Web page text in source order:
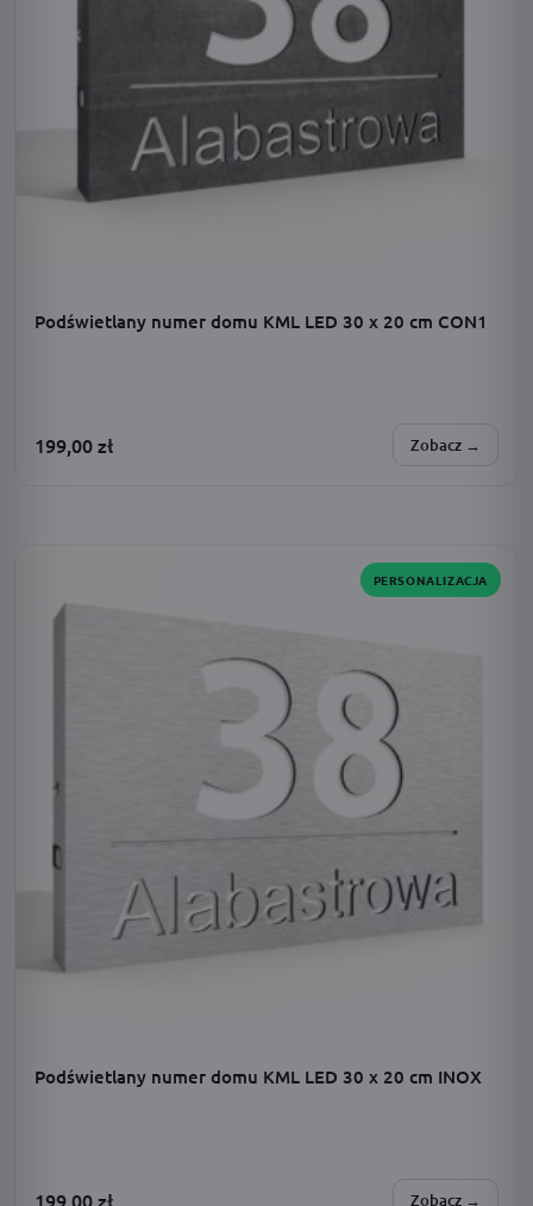
Podświetlany numer domu KML LED 30 x 20 cm CON1
199,00zł Zobacz →
PERSONALIZACJA
Podświetlany numer domu KML LED 30 x 20 cm INOX
199,00zł Zobacz →